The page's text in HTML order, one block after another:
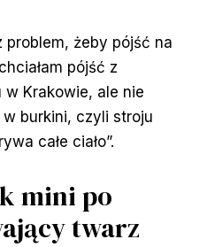
problem, żeby pójść na
pójść z
Krakowie, ale nie
burkini, czyli stroju
całe ciało”.
mini po
twarz